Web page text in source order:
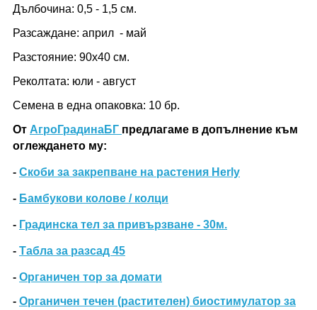
Дълбочина: 0,5 - 1,5 см.
Разсаждане: април - май
Разстояние: 90х40 cм.
Реколтата: юли - август
Семена в една опаковка: 10 бр.
От АгроГрадинаБГ предлагаме в допълнение към
оглеждането му:
- Скоби за закрепване на растения Herly
- Бамбукови колове / колци
- Градинска тел за привързване - 30м.
- Табла за разсад 45
- Органичен тор за домати
- Органичен течен (растителен) биостимулатор за